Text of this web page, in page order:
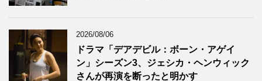
2026/08/06
ドラマ「デアデビル：ボーン・アゲイ
ン」シーズン3、ジェシカ・ヘンウィック
さんが再演を断ったと明かす